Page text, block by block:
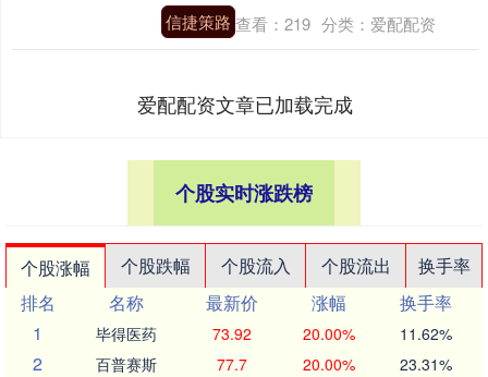
信捷策路 查看： 219 分类： 爱配配资
爱配配资文章已加载完成
个股实时涨跌榜
个股涨幅 个股跌幅 个股流入 个股流出
换手率
排名
名称 最新价 涨幅
换手率
1
毕得医药 73.92 20.00% 11.62%
2 百普赛斯 77.7 20.00% 23.31%